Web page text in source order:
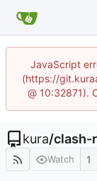
JavaScript
(https://
@ 10:32871).
kura/clash-
Watch 1